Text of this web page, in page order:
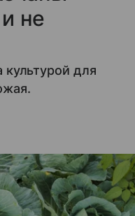
не
для